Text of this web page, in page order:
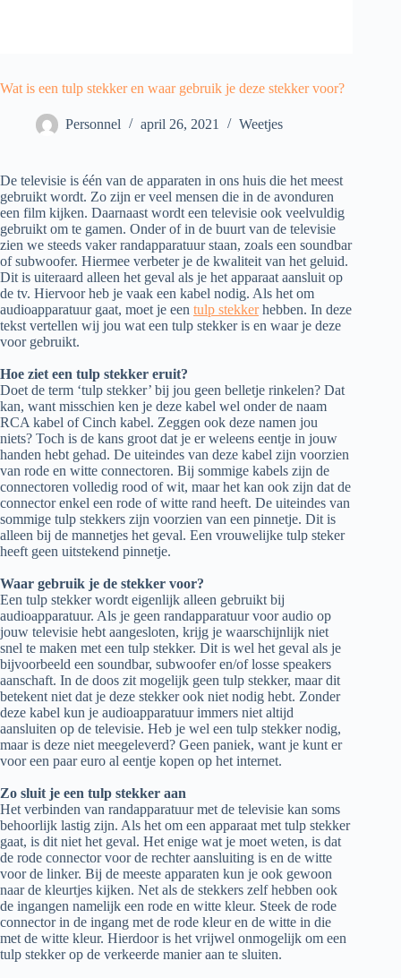
Wat is een tulp stekker en waar gebruik je deze stekker voor?
Personnel april 26, 2021 Weetjes
De televisie is één van de apparaten in ons huis die het meest
gebruikt wordt. Zo zijn er veel mensen die in de avonduren
een film kijken. Daarnaast wordt een televisie ook veelvuldig
gebruikt om te gamen. Onder of in de buurt van de televisie
zien we steeds vaker randapparatuur staan, zoals een soundbar
of subwoofer. Hiermee verbeter je de kwaliteit van het geluid.
Dit is uiteraard alleen het geval als je het apparaat aansluit op
de tv. Hiervoor heb je vaak een kabel nodig. Als het om
audioapparatuur gaat, moet je een tulp stekkerhebben. In deze
tekst vertellen wij jou wat een tulp stekker is en waar je deze
voor gebruikt.
Hoe ziet een tulp stekker eruit?
Doet de term ‘tulp stekker’ bij jou geen belletje rinkelen? Dat
kan, want misschien ken je deze kabel wel onder de naam
RCA kabel of Cinch kabel. Zeggen ook deze namen jou
niets? Toch is de kans groot dat je er weleens eentje in jouw
handen hebt gehad. De uiteindes van deze kabel zijn voorzien
van rode en witte connectoren. Bij sommige kabels zijn de
connectoren volledig rood of wit, maar het kan ook zijn dat de
connector enkel een rode of witte rand heeft. De uiteindes van
sommige tulp stekkers zijn voorzien van een pinnetje. Dit is
alleen bij de mannetjes het geval. Een vrouwelijke tulp steker
heeft geen uitstekend pinnetje.
Waar gebruik je de stekker voor?
Een tulp stekker wordt eigenlijk alleen gebruikt bij
audioapparatuur. Als je geen randapparatuur voor audio op
jouw televisie hebt aangesloten, krijg je waarschijnlijk niet
snel te maken met een tulp stekker. Dit is wel het geval als je
bijvoorbeeld een soundbar, subwoofer en/of losse speakers
aanschaft. In de doos zit mogelijk geen tulp stekker, maar dit
betekent niet dat je deze stekker ook niet nodig hebt. Zonder
deze kabel kun je audioapparatuur immers niet altijd
aansluiten op de televisie. Heb je wel een tulp stekker nodig,
maar is deze niet meegeleverd? Geen paniek, want je kunt er
voor een paar euro al eentje kopen op het internet.
Zo sluit je een tulp stekker aan
Het verbinden van randapparatuur met de televisie kan soms
behoorlijk lastig zijn. Als het om een apparaat met tulp stekker
gaat, is dit niet het geval. Het enige wat je moet weten, is dat
de rode connector voor de rechter aansluiting is en de witte
voor de linker. Bij de meeste apparaten kun je ook gewoon
naar de kleurtjes kijken. Net als de stekkers zelf hebben ook
de ingangen namelijk een rode en witte kleur. Steek de rode
connector in de ingang met de rode kleur en de witte in die
met de witte kleur. Hierdoor is het vrijwel onmogelijk om een
tulp stekker op de verkeerde manier aan te sluiten.